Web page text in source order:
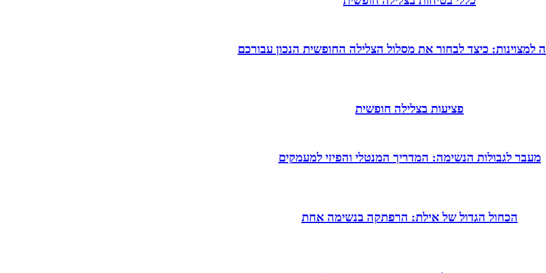
כיצד לבחור את מסלול הצלילה החופשית הנכון עבורכם
פציעות בצלילה חופשית
מעבר לגבולות הנשימה: המדריך המנטלי והפיזי למעמקים
הכחול הגדול של אילת: הרפתקה בנשימה אחת